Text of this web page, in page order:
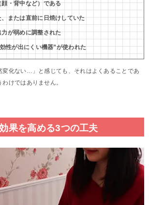
・背中など）である
または直前に日焼けしていた
が弱めに調整された
性が出にくい機器”が使われた
変化ない…」と感じても、それはよくあることであ
けではありません。
果を高める3つの工夫